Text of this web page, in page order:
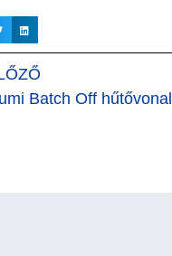
Batch Off hűtővonal